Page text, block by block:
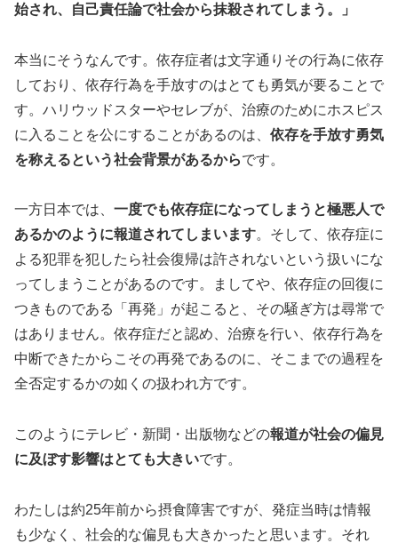
始され、自己責任論で社会から抹殺されてしまう。」
本当にそうなんです。依存症者は文字通りその行為に依存
しており、依存行為を手放すのはとても勇気が要ることで
す。ハリウッドスターやセレブが、治療のためにホスピス
に入ることを公にすることがあるのは、 依存を手放す勇気
を称えるという社会背景があるからです。
一方日本では、 一度でも依存症になってしまうと極悪人で
あるかのように報道されてしまいます。そして、依存症に
よる犯罪を犯したら社会復帰は許されないという扱いにな
ってしまうことがあるのです。ましてや、依存症の回復に
つきものである「再発」が起こると、その騒ぎ方は尋常で
はありません。依存症だと認め、治療を行い、依存行為を
中断できたからこその再発であるのに、そこまでの過程を
全否定するかの如くの扱われ方です。
このようにテレビ・新聞・出版物などの報道が社会の偏見
に及ぼす影響はとても大きいです。
わたしは約25年前から摂食障害ですが、発症当時は情報
も少なく、社会的な偏見も大きかったと思います。それ